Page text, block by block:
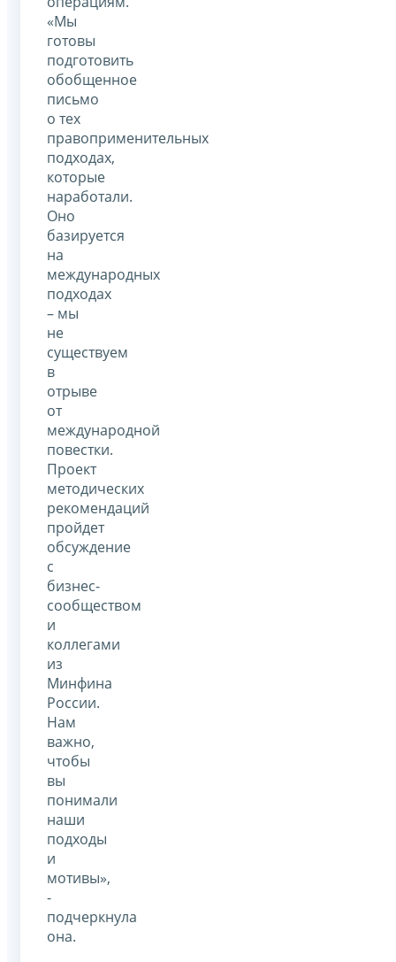
«Мы
готовы
подготовить
обобщенное
письмо
о тех
правоприменительных
подходах,
которые
наработали.
Оно
базируется
на
международных
подходах
– мы
не
существуем
в
отрыве
от
международной
повестки.
Проект
методических
рекомендаций
пройдет
обсуждение
с
бизнес-
сообществом
и
коллегами
из
Минфина
России.
Нам
важно,
чтобы
вы
понимали
наши
подходы
и
мотивы»,
-
подчеркнула
она.